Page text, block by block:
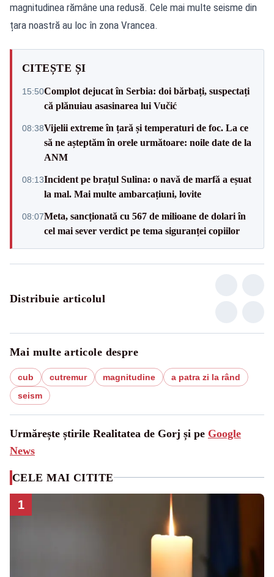
magnitudinea rămâne una redusă. Cele mai multe seisme din
țara noastră au loc în zona Vrancea.
CITEȘTE ȘI
15:50Complot dejucat în Serbia: doi bărbați, suspectați
că plănuiau asasinarea lui Vučić
08:38Vijelii extreme în țară și temperaturi de foc. La ce
să ne așteptăm în orele următoare: noile date de la
ANM
08:13Incident pe brațul Sulina: o navă de marfă a eșuat
la mal. Mai multe ambarcațiuni, lovite
08:07Meta, sancționată cu 567 de milioane de dolari în
cel mai sever verdict pe tema siguranței copiilor
Distribuie articolul
Mai multe articole despre
cub cutremur magnitudine
a patra zi la rând
seism
Urmărește știrile Realitatea de Gorj și pe Google
News
CELE MAI CITITE
1